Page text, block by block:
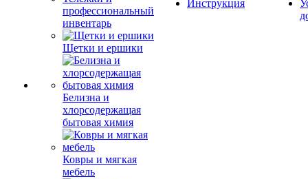
профессиональный
инвентарь
Щетки и ершики
Белизна и
хлорсодержащая
бытовая химия
Ковры и мягкая
мебель
Инструкция